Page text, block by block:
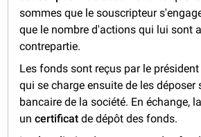
sommes que le souscripteur
que le nombre d'actions qui lui sont
contrepartie.
Les fonds sont reçus par le
qui se charge ensuite de les déposer
bancaire de la société. En échange,
uncertificat de dépôt des fonds.